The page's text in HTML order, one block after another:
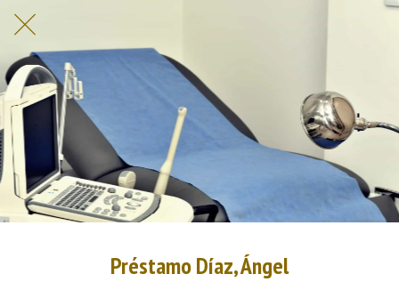
Préstamo Díaz, Ángel